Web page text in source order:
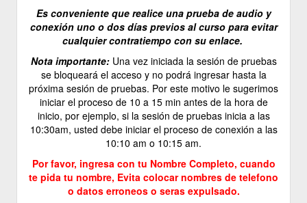
Es conveniente que realice una prueba de audio y
conexión uno o dos días previos al curso para evitar
cualquier contratiempo con su enlace.
Nota importante: Una vez iniciada la sesión de pruebas
se bloqueará el acceso y no podrá ingresar hasta la
próxima sesión de pruebas. Por este motivo le sugerimos
iniciar el proceso de 10 a 15 min antes de la hora de
inicio, por ejemplo, si la sesión de pruebas inicia a las
10:30am, usted debe iniciar el proceso de conexión a las
10:10 am o 10:15 am.
Por favor, ingresa con tu Nombre Completo, cuando
te pida tu nombre, Evita colocar nombres de telefono
o datos erroneos o seras expulsado.